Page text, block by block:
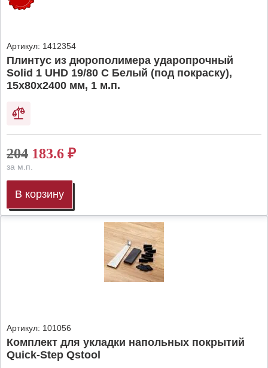
Артикул: 1412354
Плинтус из дюрополимера ударопрочный
Solid 1 UHD 19/80 C Белый (под покраску),
15х80х2400 мм, 1 м.п.
204 183.6 ₽
за м.п.
В корзину
Артикул: 101056
Комплект для укладки напольных покрытий
Quick-Step Qstool